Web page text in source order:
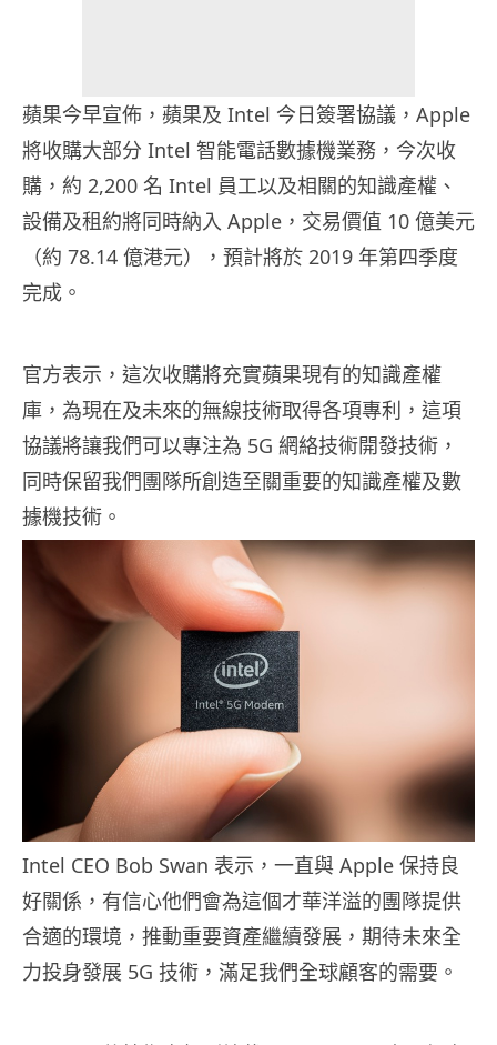
蘋果今早宣佈，蘋果及 Intel 今日簽署協議，Apple
將收購大部分 Intel 智能電話數據機業務，今次收
購，約 2,200 名 Intel 員工以及相關的知識產權、
設備及租約將同時納入 Apple，交易價值 10 億美元
（約 78.14 億港元），預計將於 2019 年第四季度
完成。
官方表示，這次收購將充實蘋果現有的知識產權
庫，為現在及未來的無線技術取得各項專利，這項
協議將讓我們可以專注為 5G 網絡技術開發技術，
同時保留我們團隊所創造至關重要的知識產權及數
據機技術。
Intel CEO Bob Swan 表示，一直與 Apple 保持良
好關係，有信心他們會為這個才華洋溢的團隊提供
合適的環境，推動重要資產繼續發展，期待未來全
力投身發展 5G 技術，滿足我們全球顧客的需要。